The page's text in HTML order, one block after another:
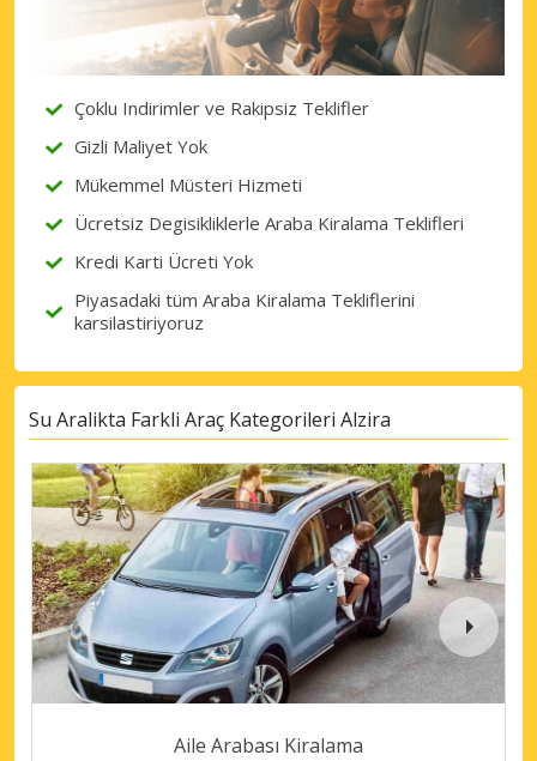
Özel iş ortağı tekliflerine erişim sağlayın
Çoklu Indirimler ve Rakipsiz Teklifler
Gizli Maliyet Yok
Mükemmel Müsteri Hizmeti
Ücretsiz Degisikliklerle Araba Kiralama Teklifleri
Kredi Karti Ücreti Yok
Piyasadaki tüm Araba Kiralama Tekliflerini
karsilastiriyoruz
Su Aralikta Farkli Araç Kategorileri Alzira
Aile Arabası Kiralama